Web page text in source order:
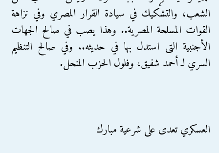
الشعب، والتشكيك في سيادة القرار المصري وفي نزاهة
القوات المسلحة المصرية.. وهذا يصب في صالح الجهات
الأجنبية التى استدل بها في حديثه.. وفي صالح التنظيم
السري لـ أحمد شفيق، وفلول الحزب المنحل.
العسكري تعدى على شرعية مبارك